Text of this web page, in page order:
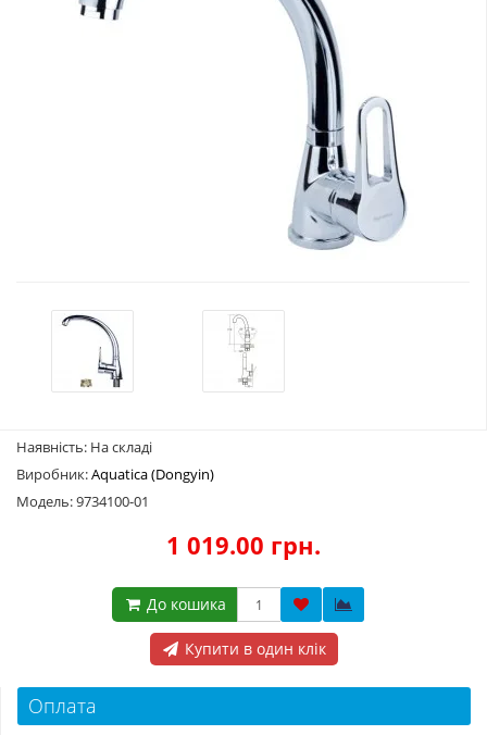
Наявність: На складі
Виробник:Aquatica (Dongyin)
Модель: 9734100-01
1 019.00 грн.
До кошика
Купити в один клік
Оплата